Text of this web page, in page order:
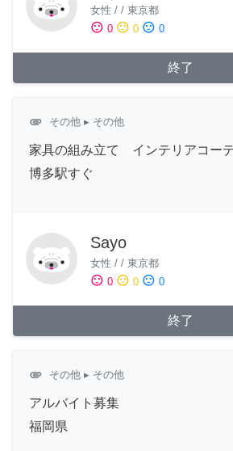
女性 / / 東京都
sentiment_satisfied 0 sentiment_neutral 0 sentiment_dissatisfied 0
終了
attachment その他 ▸ その他
家具の組み立て インテリアコー
博多駅すぐ
Sayo
女性 / / 東京都
sentiment_satisfied 0 sentiment_neutral 0 sentiment_dissatisfied 0
終了
attachment その他 ▸ その他
アルバイト募集
福岡県